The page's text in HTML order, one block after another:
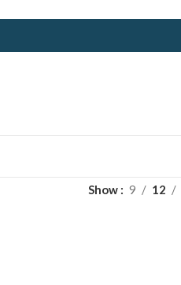
Show 9 12